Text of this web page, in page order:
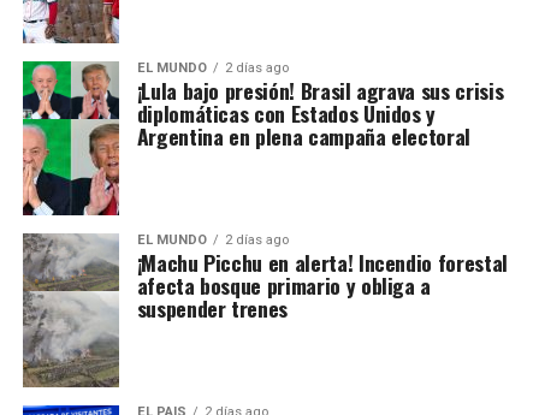
EL MUNDO 2 días ago
¡Lula bajo presión! Brasil agrava sus crisis
diplomáticas con Estados Unidos y
Argentina en plena campaña electoral
EL MUNDO 2 días ago
¡Machu Picchu en alerta! Incendio forestal
afecta bosque primario y obliga a
suspender trenes